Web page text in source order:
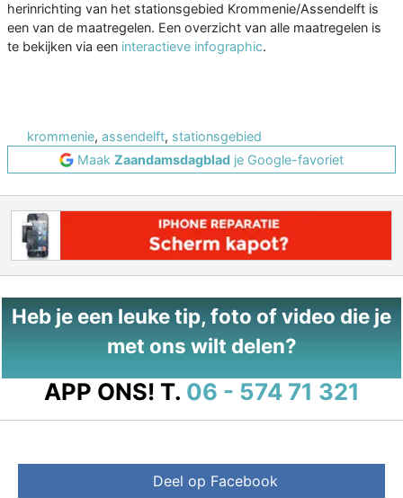
herinrichting van het stationsgebied Krommenie/Assendelft is
een van de maatregelen. Een overzicht van alle maatregelen is
te bekijken via een interactieve infographic.
krommenie, assendelft, stationsgebied
Maak Zaandamsdagblad je Google-favoriet
Heb je een leuke tip, foto of video die je
met ons wilt delen?
APP ONS! T. 06 - 574 71 321
Deel op Facebook